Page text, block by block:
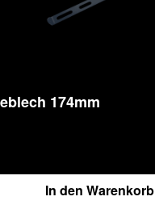
174mm
Preis:
In den Warenkorb